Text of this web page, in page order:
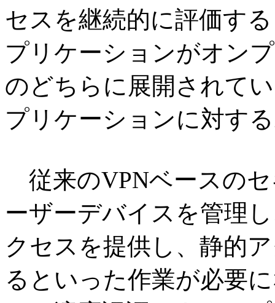
セスを継続的に評価す
プリケーションがオン
のどちらに展開されて
プリケーションに対す
従来のVPNベースの
ーザーデバイスを管理
クセスを提供し、静的
るといった作業が必要に